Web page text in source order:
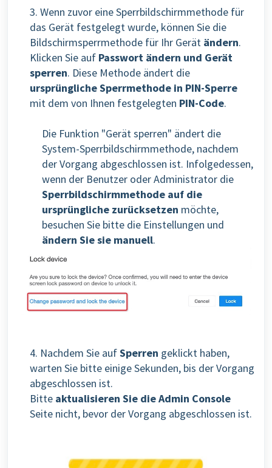
3. Wenn zuvor eine Sperrbildschirmmethode für
das Gerät festgelegt wurde, können Sie die
Bildschirmsperrmethode für Ihr Gerät ändern.
Klicken Sie auf Passwort ändern und Gerät
sperren. Diese Methode ändert die
ursprüngliche Sperrmethode in PIN-Sperre
mit dem von Ihnen festgelegten PIN-Code.
Die Funktion "Gerät sperren" ändert die
System-Sperrbildschirmmethode, nachdem
der Vorgang abgeschlossen ist. Infolgedessen,
wenn der Benutzer oder Administrator die
Sperrbildschirmmethode auf die
ursprüngliche zurücksetzen möchte,
besuchen Sie bitte die Einstellungen und
ändern Sie sie manuell.
4. Nachdem Sie aufSperren geklickt haben,
warten Sie bitte einige Sekunden, bis der Vorgang
abgeschlossen ist.
Bitte aktualisieren Sie die Admin Console
Seite nicht, bevor der Vorgang abgeschlossen ist.